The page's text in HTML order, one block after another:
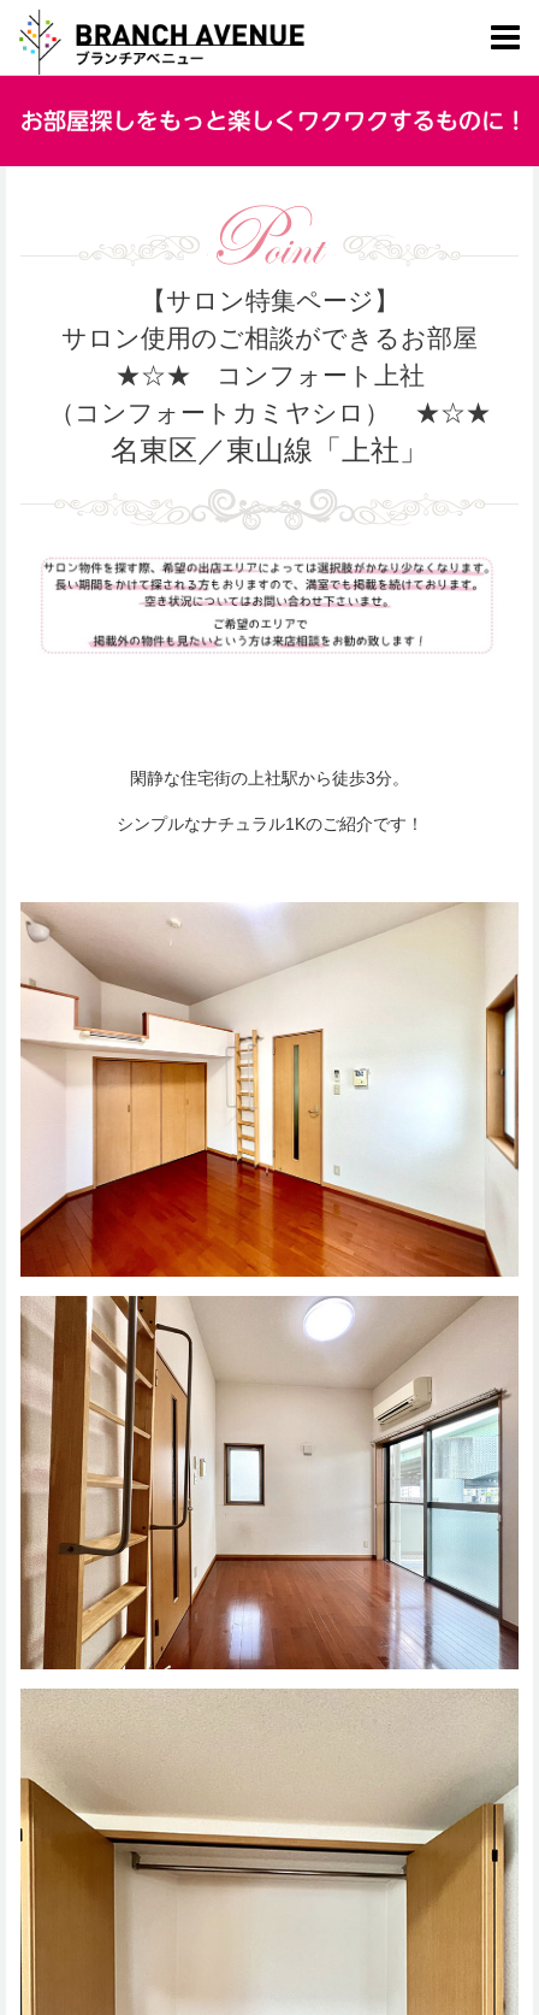
【サロン特集ページ】
サロン使用のご相談ができるお部屋
★☆★ コンフォート上社
（コンフォートカミヤシロ） ★☆★
名東区／東山線「上社」
閑静な住宅街の上社駅から徒歩3分。
シンプルなナチュラル1Kのご紹介です！